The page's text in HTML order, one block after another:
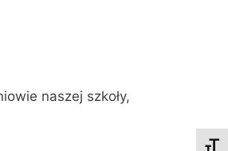
naszej szkoły,